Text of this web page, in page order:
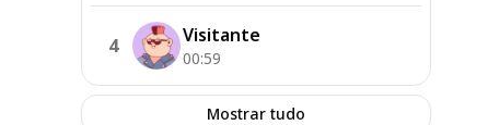
4 Visitante
00:59
Mostrar tudo